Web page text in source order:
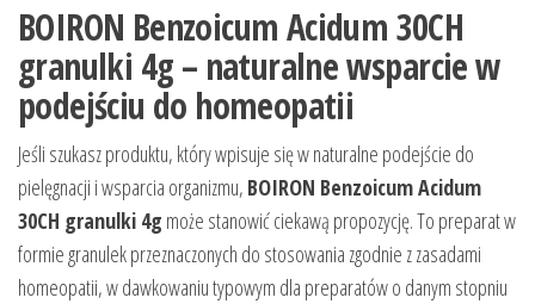
BOIRON Benzoicum Acidum 30CH
granulki 4g – naturalne wsparcie w
podejściu do homeopatii
Jeśli szukasz produktu, który wpisuje się w naturalne podejście do
pielęgnacji i wsparcia organizmu, BOIRON Benzoicum Acidum
30CH granulki 4g może stanowić ciekawą propozycję. To preparat w
formie granulek przeznaczonych do stosowania zgodnie z zasadami
homeopatii, w dawkowaniu typowym dla preparatów o danym stopniu